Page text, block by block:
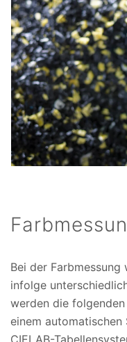
Bei der Farbmessung
infolge
werden die
einem